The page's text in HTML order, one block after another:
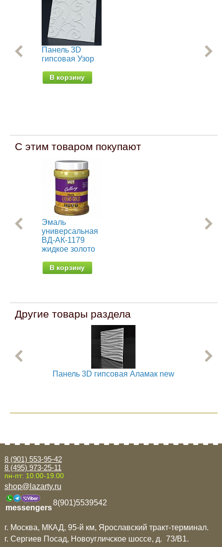
Панель 3D
гипсовая Узор
В корзину
С этим товаром покупают
Эмаль
универсальная
ВД-АК-1179
жидкое золото
В корзину
Другие товары раздела
Панель 3D гипсовая Аламак new
8 (901) 553-95-42
8 (495) 973-25-11
пн-пт: 10.00-19.00
shop@lazarty.ru
messengers
8(901)5539542
г. Москва, МКАД, 95-й км, Ярославский тракт-терминал.
г. Сергиев Посад, Новоугличское шоссе, д. 73/B1.